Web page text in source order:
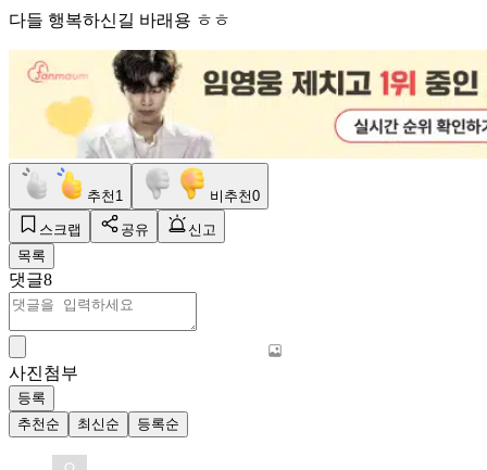
다들 행복하신길 바래용 ㅎㅎ
추천 1 비추천0
스크랩 공유
신고
목록
댓글8
사진첨부
등록
추천순
최신순 등록순